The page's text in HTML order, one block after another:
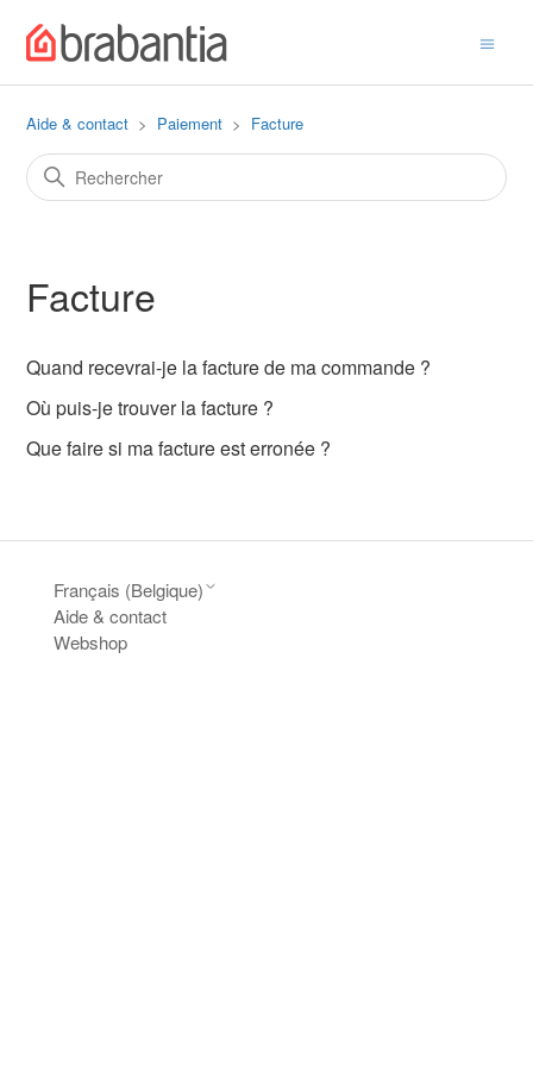
Aide & contact Paiement Facture
Facture
Quand recevrai-je la facture de ma commande ?
Où puis-je trouver la facture ?
Que faire si ma facture est erronée ?
Français (Belgique)
Aide & contact
Webshop